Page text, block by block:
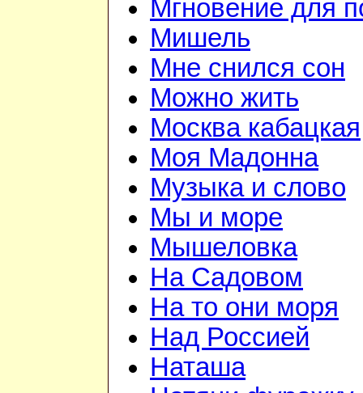
Мгновение для
Мишель
Мне снился сон
Можно жить
Москва кабацкая
Моя Мадонна
Музыка и слово
Мы и море
Мышеловка
На Садовом
На то они моря
Над Россией
Наташа